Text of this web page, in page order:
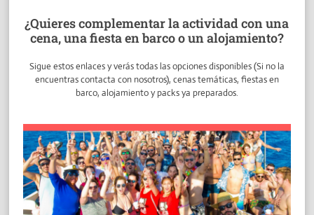
¿Quieres complementar la actividad con una
cena, una fiesta en barco o un alojamiento?
Sigue estos enlaces y verás todas las opciones disponibles (Si no la
encuentras contacta con nosotros), cenas temáticas, fiestas en
barco, alojamiento y packs ya preparados.